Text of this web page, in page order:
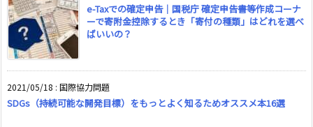
e-Taxでの確定申告｜国税庁 確定申告書等作成コーナ
ーで寄附金控除するとき「寄付の種類」はどれを選べ
ばいいの？
2021/05/18 : 国際協力問題
SDGs（持続可能な開発目標）をもっとよく知るためオススメ本16選